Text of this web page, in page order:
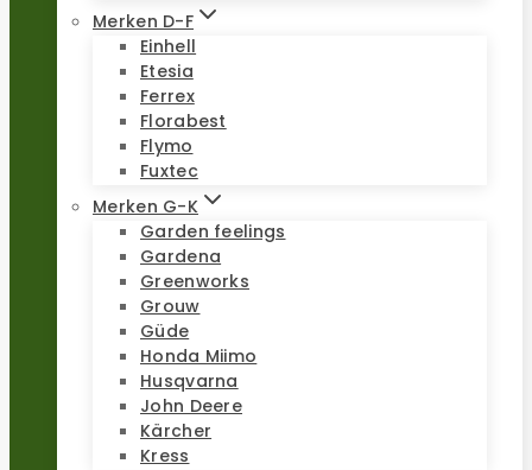
Merken D-F
Einhell
Etesia
Ferrex
Florabest
Flymo
Fuxtec
Merken G-K
Garden feelings
Gardena
Greenworks
Grouw
Güde
Honda Miimo
Husqvarna
John Deere
Kärcher
Kress